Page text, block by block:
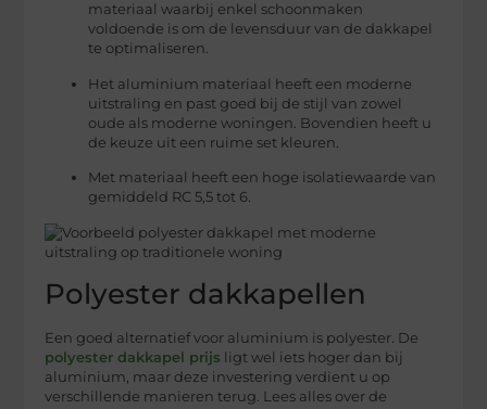
materiaal waarbij enkel schoonmaken
voldoende is om de levensduur van de dakkapel
te optimaliseren.
Het aluminium materiaal heeft een moderne
uitstraling en past goed bij de stijl van zowel
oude als moderne woningen. Bovendien heeft u
de keuze uit een ruime set kleuren.
Met materiaal heeft een hoge isolatiewaarde van
gemiddeld RC 5,5 tot 6.
Polyester dakkapellen
Een goed alternatief voor aluminium is polyester. De
polyester dakkapel prijs ligt wel iets hoger dan bij
aluminium, maar deze investering verdient u op
verschillende manieren terug. Lees alles over de